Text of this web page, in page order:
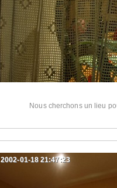
Nous cherchons un lieu
2002-01-18 21:47:23